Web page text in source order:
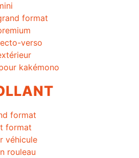
format
verso
kakémono
format
format
véhicule
rouleau